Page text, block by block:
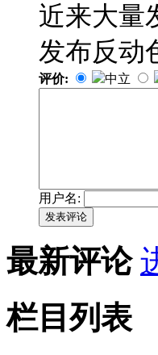
近来大量
发布反动
评价: 中立
用户名:
发表评论
最新评论
栏目列表